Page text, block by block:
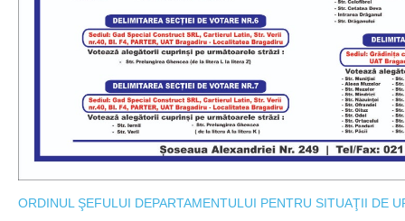
ORDINUL ŞEFULUI DEPARTAMENTULUI PENTRU SITUAŢII DE